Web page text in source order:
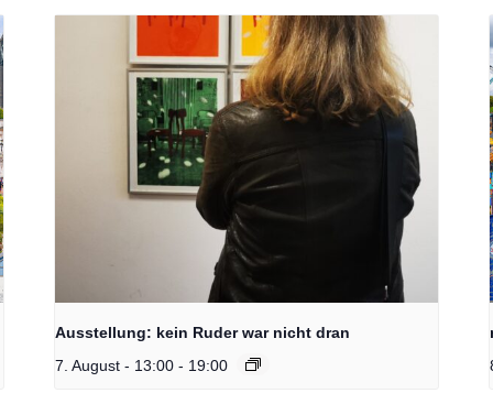
Ausstellung: kein Ruder war nicht dran
7. August - 13:00 - 19:00